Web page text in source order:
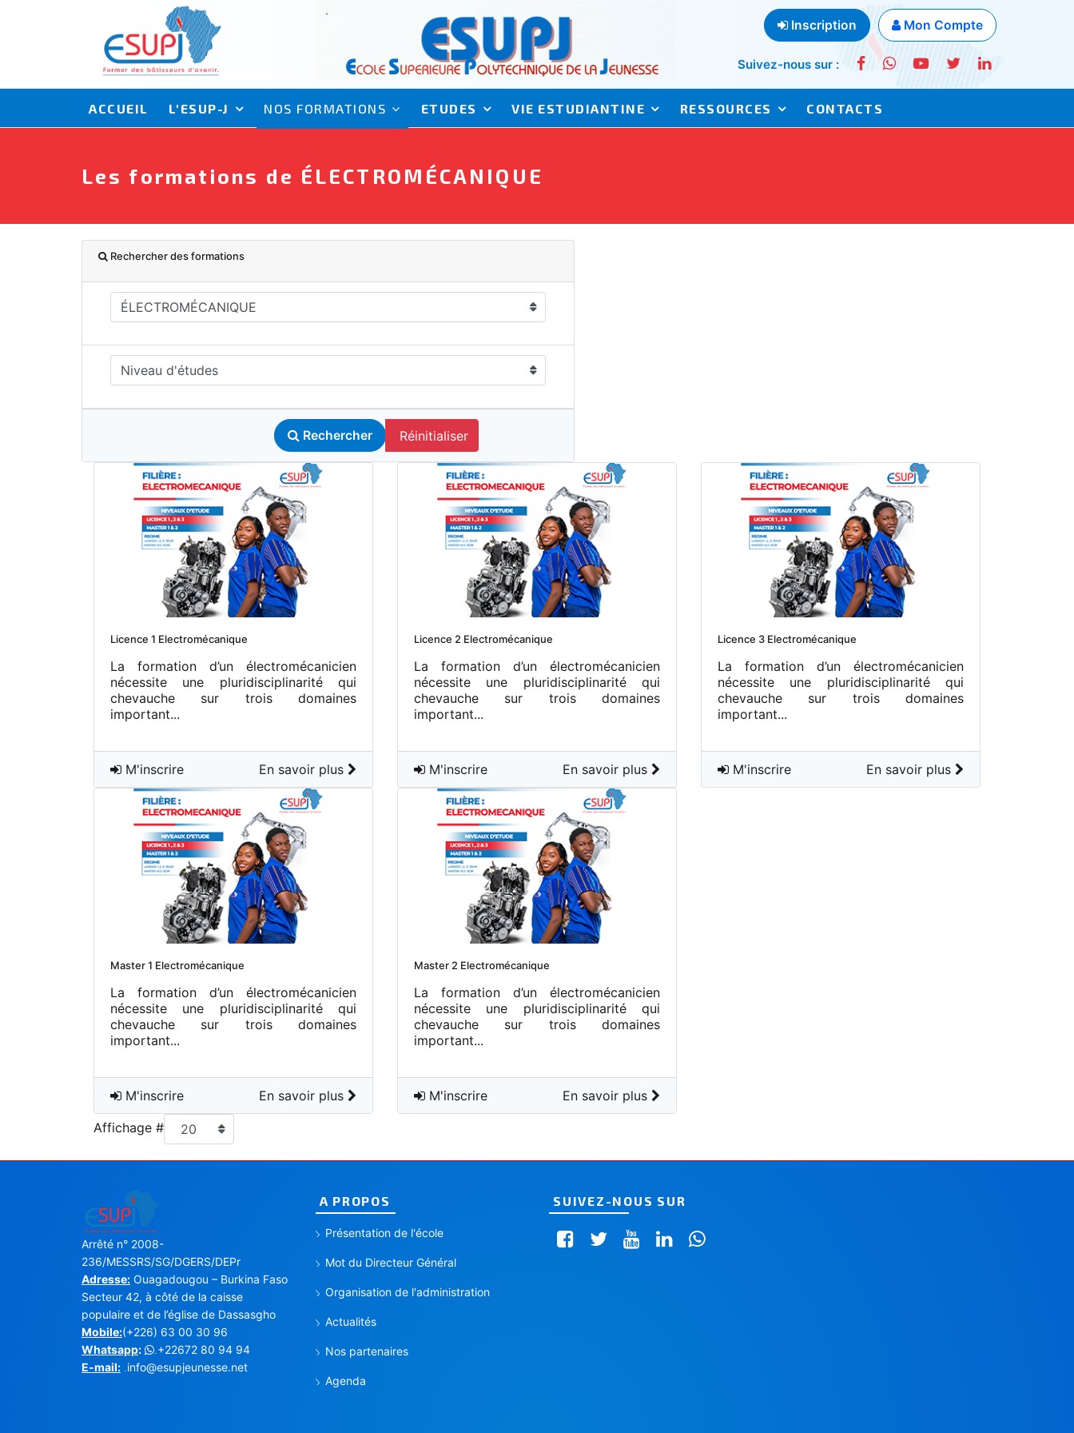
Inscription Mon Compte
Suivez-nous sur :
ACCUEIL L'ESUP-J NOS FORMATIONS ETUDES VIE ESTUDIANTINE RESSOURCES CONTACTS
Les formations de ÉLECTROMÉCANIQUE
Rechercher des formations
ÉLECTROMÉCANIQUE
Niveau d'études
Rechercher Réinitialiser
Licence 1 Electromécanique
La formation d’un électromécanicien
nécessite une pluridisciplinarité qui
chevauche sur trois domaines
important...
M'inscrire En savoir plus
Licence 2 Electromécanique
La formation d’un électromécanicien
nécessite une pluridisciplinarité qui
chevauche sur trois domaines
important...
M'inscrire En savoir plus
Licence 3 Electromécanique
La formation d’un électromécanicien
nécessite une pluridisciplinarité qui
chevauche sur trois domaines
important...
M'inscrire En savoir plus
Master 1 Electromécanique
La formation d’un électromécanicien
nécessite une pluridisciplinarité qui
chevauche sur trois domaines
important...
M'inscrire En savoir plus
Master 2 Electromécanique
La formation d’un électromécanicien
nécessite une pluridisciplinarité qui
chevauche sur trois domaines
important...
M'inscrire En savoir plus
Affichage # 20
Arrêté n° 2008-
236/MESSRS/SG/DGERS/DEPr
Adresse: Ouagadougou – Burkina Faso
Secteur 42, à côté de la caisse
populaire et de l’église de Dassasgho
Mobile:(+226) 63 00 30 96
Whatsapp:
+22672 80 94 94
E-mail: info@esupjeunesse.net
A PROPOS
Présentation de l'école
Mot du Directeur Général
Organisation de l'administration
Actualités
Nos partenaires
Agenda
SUIVEZ-NOUS SUR